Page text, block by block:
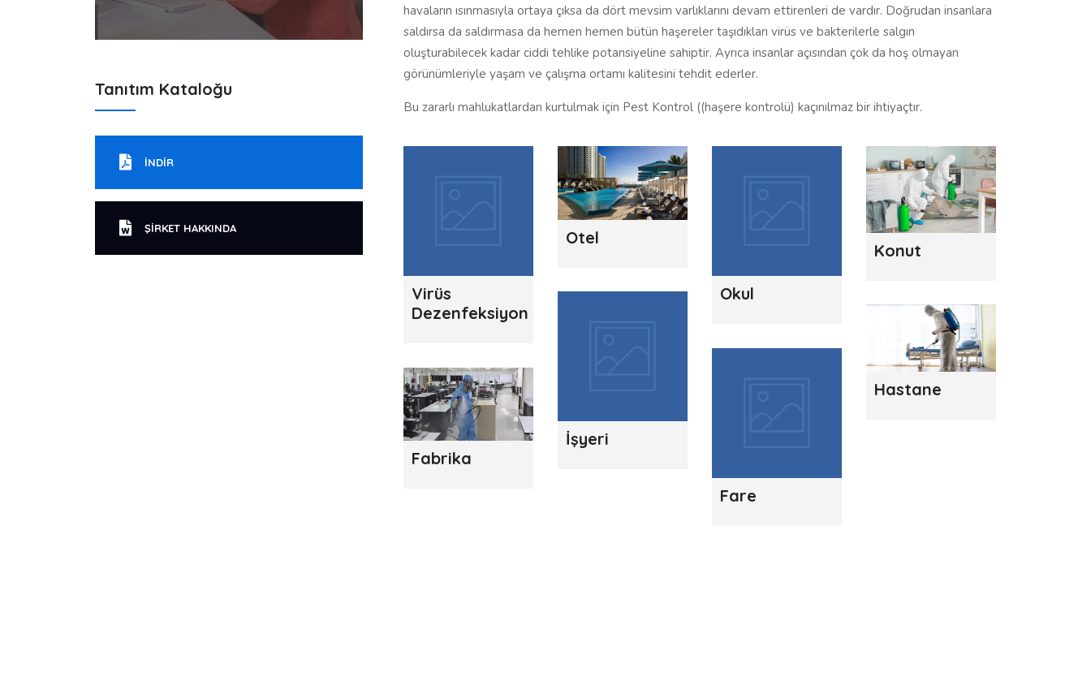
Tanıtım Kataloğu
İNDIR
ŞIRKET HAKKINDA
havaların ısınmasıyla ortaya çıksa da dört mevsim varlıklarını devam ettirenleri de vardır. Doğrudan insanlara
saldırsa da saldırmasa da hemen hemen bütün haşereler taşıdıkları virüs ve bakterilerle salgın
oluşturabilecek kadar ciddi tehlike potansiyeline sahiptir. Ayrıca insanlar açısından çok da hoş olmayan
görünümleriyle yaşam ve çalışma ortamı kalitesini tehdit ederler.
Bu zararlı mahlukatlardan kurtulmak için Pest Kontrol ((haşere kontrolü) kaçınılmaz bir ihtiyaçtır.
Virüs
Dezenfeksiyon
Otel
Okul
Konut
İşyeri
Hastane
Fare
Fabrika